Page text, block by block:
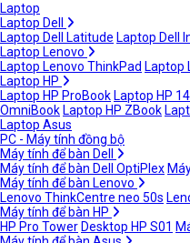
Laptop
Laptop Dell
Laptop Dell Latitude Laptop Dell
Laptop Lenovo
Laptop Lenovo ThinkPad Laptop
Laptop HP
Laptop HP ProBook Laptop HP
OmniBook Laptop HP ZBook
Laptop Asus
PC - Máy tính đồng bộ
Máy tính để bàn Dell
Máy tính để bàn Dell OptiPlex
Máy tính để bàn Lenovo
Lenovo ThinkCentre neo 50s
Máy tính để bàn HP
HP Pro Tower Desktop HP S01